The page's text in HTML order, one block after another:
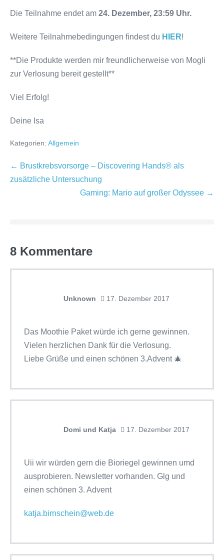
Die Teilnahme endet am 24. Dezember, 23:59 Uhr.
Weitere Teilnahmebedingungen findest du HIER!
**Die Produkte werden mir freundlicherweise von Mogli
zur Verlosung bereit gestellt**
Viel Erfolg!
Deine Isa
Kategorien: Allgemein
Beitragsnavigation
← Brustkrebsvorsorge – Discovering Hands® als
zusätzliche Untersuchung
Gaming: Mario auf großer Odyssee →
8 Kommentare
Unknown 17. Dezember 2017
Das Moothie Paket würde ich gerne gewinnen.
Vielen herzlichen Dank für die Verlosung.
Liebe Grüße und einen schönen 3.Advent 🎄
Domi und Katja 17. Dezember 2017
Uii wir würden gern die Bioriegel gewinnen umd
ausprobieren. Newsletter vorhanden. Glg und
einen schönen 3. Advent
katja.birnschein@web.de